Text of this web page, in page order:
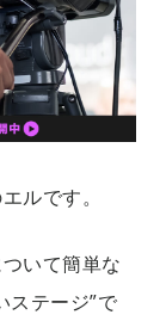
ルです。
いて簡単な
ステージ”で